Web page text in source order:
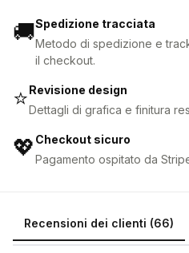
🚚Spedizione tracciata
Metodo di spedizione e
il checkout.
⭐Revisione design
Dettagli di grafica e finitura
💖 Checkout sicuro
Pagamento ospitato da
Recensioni dei clienti (66)